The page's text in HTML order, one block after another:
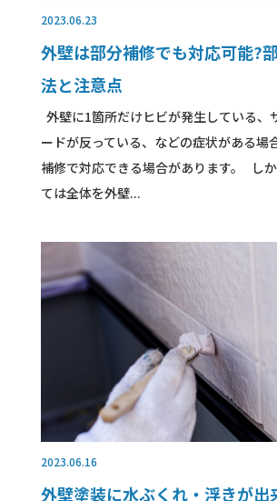
2023.06.23
外壁は部分補修でも対応可能?
法と注意点
外壁に1箇所だけヒビが発生している、
ードが反っている、などの症状がある場
補修で対応できる場合があります。 し
ては全体を外壁...
2023.06.16
外壁塗装に水ぶくれ・浮きが出